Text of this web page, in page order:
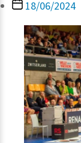
Berichtdatum
18/06/2024